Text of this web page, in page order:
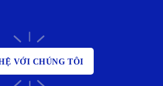
VỚI CHÚNG TÔI